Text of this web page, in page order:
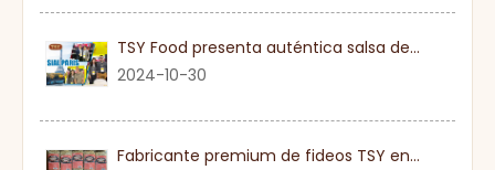
TSY Food presenta auténtica salsa de soja en SIAL PARIS 2024
2024-10-30
Fabricante premium de fideos TSY en Guangdong